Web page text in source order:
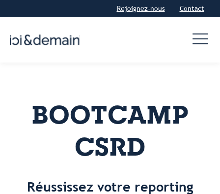
Rejoignez-nous Contact
BOOTCAMP
CSRD
Réussissez votre reporting